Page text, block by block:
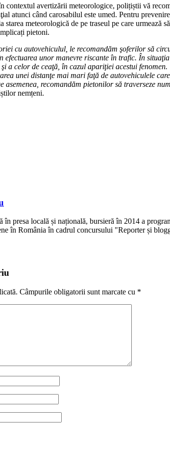
contextul avertizării meteorologice, polițiștii vă
atunci când carosabilul este umed. Pentru
starea meteorologică de pe traseul pe care
pietoni.
cu autovehiculul, le recomandăm şoferilor să
efectuarea unor manevre riscante în trafic. În
a celor de ceaţă, în cazul apariţiei acestui fenomen.
unei distanţe mai mari faţă de autovehiculele
asemenea, recomandăm pietonilor să traverseze
nemțeni.
în presa locală și națională, bursieră în 2014 a
în România în cadrul concursului "Reporter și
Câmpurile obligatorii sunt marcate cu *